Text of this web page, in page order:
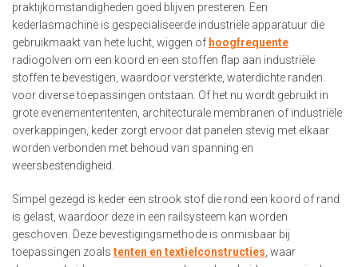
praktijkomstandigheden goed blijven presteren. Een
kederlasmachine is gespecialiseerde industriële apparatuur die
gebruikmaakt van hete lucht, wiggen of hoogfrequente
radiogolven om een koord en een stoffen flap aan industriële
stoffen te bevestigen, waardoor versterkte, waterdichte randen
voor diverse toepassingen ontstaan. Of het nu wordt gebruikt in
grote evenementententen, architecturale membranen of industriële
overkappingen, keder zorgt ervoor dat panelen stevig met elkaar
worden verbonden met behoud van spanning en
weersbestendigheid.
Simpel gezegd is keder een strook stof die rond een koord of rand
is gelast, waardoor deze in een railsysteem kan worden
geschoven. Deze bevestigingsmethode is onmisbaar bij
toepassingen zoals tenten en textielconstructies , waar